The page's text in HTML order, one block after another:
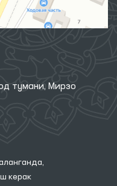
тумани, Мирзо
керак